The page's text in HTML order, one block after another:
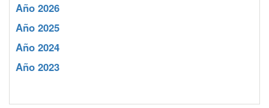
Año 2026
Año 2025
Año 2024
Año 2023